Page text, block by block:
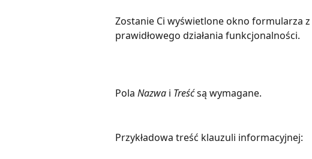
Zostanie Ci wyświetlone okno formularza
prawidłowego działania funkcjonalności.
Pola Nazwa i Treść są wymagane.
Przykładowa treść klauzuli informacyjnej: